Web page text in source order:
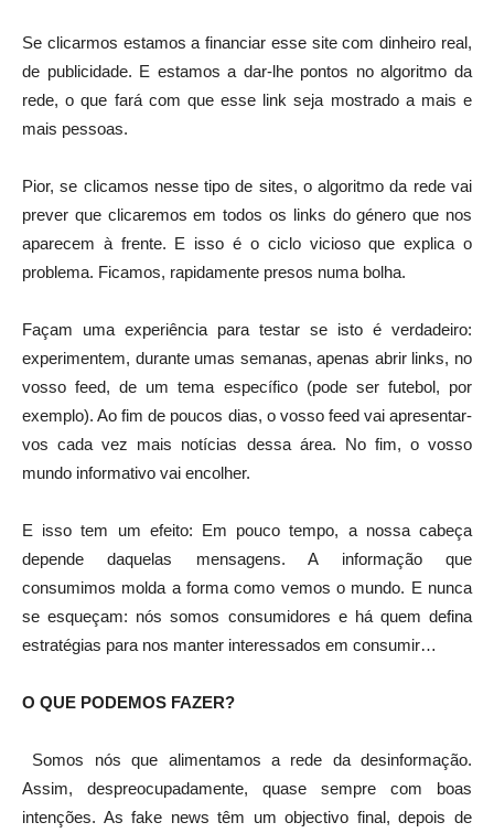
Se clicarmos estamos a financiar esse site com dinheiro real,
de publicidade. E estamos a dar-lhe pontos no algoritmo da
rede, o que fará com que esse link seja mostrado a mais e
mais pessoas.
Pior, se clicamos nesse tipo de sites, o algoritmo da rede vai
prever que clicaremos em todos os links do género que nos
aparecem à frente. E isso é o ciclo vicioso que explica o
problema. Ficamos, rapidamente presos numa bolha.
Façam uma experiência para testar se isto é verdadeiro:
experimentem, durante umas semanas, apenas abrir links, no
vosso feed, de um tema específico (pode ser futebol, por
exemplo). Ao fim de poucos dias, o vosso feed vai apresentar-
vos cada vez mais notícias dessa área. No fim, o vosso
mundo informativo vai encolher.
E isso tem um efeito: Em pouco tempo, a nossa cabeça
depende daquelas mensagens. A informação que
consumimos molda a forma como vemos o mundo. E nunca
se esqueçam: nós somos consumidores e há quem defina
estratégias para nos manter interessados em consumir…
O QUE PODEMOS FAZER?
Somos nós que alimentamos a rede da desinformação.
Assim, despreocupadamente, quase sempre com boas
intenções. As fake news têm um objectivo final, depois de